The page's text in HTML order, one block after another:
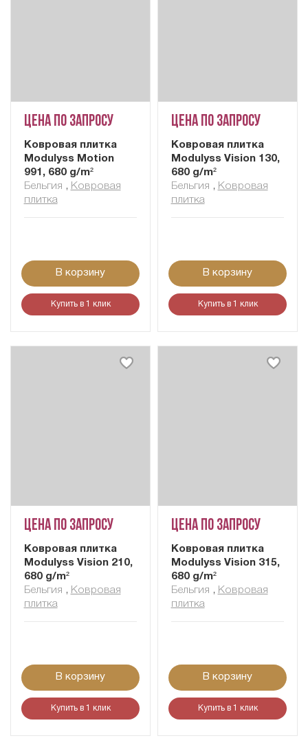
Цена по запросу
Ковровая плитка
Modulyss Motion
991, 680 g/m²
Бельгия , Ковровая
плитка
В корзину
Купить в 1 клик
Цена по запросу
Ковровая плитка
Modulyss Vision 130,
680 g/m²
Бельгия , Ковровая
плитка
В корзину
Купить в 1 клик
Цена по запросу
Ковровая плитка
Modulyss Vision 210,
680 g/m²
Бельгия , Ковровая
плитка
В корзину
Купить в 1 клик
Цена по запросу
Ковровая плитка
Modulyss Vision 315,
680 g/m²
Бельгия , Ковровая
плитка
В корзину
Купить в 1 клик